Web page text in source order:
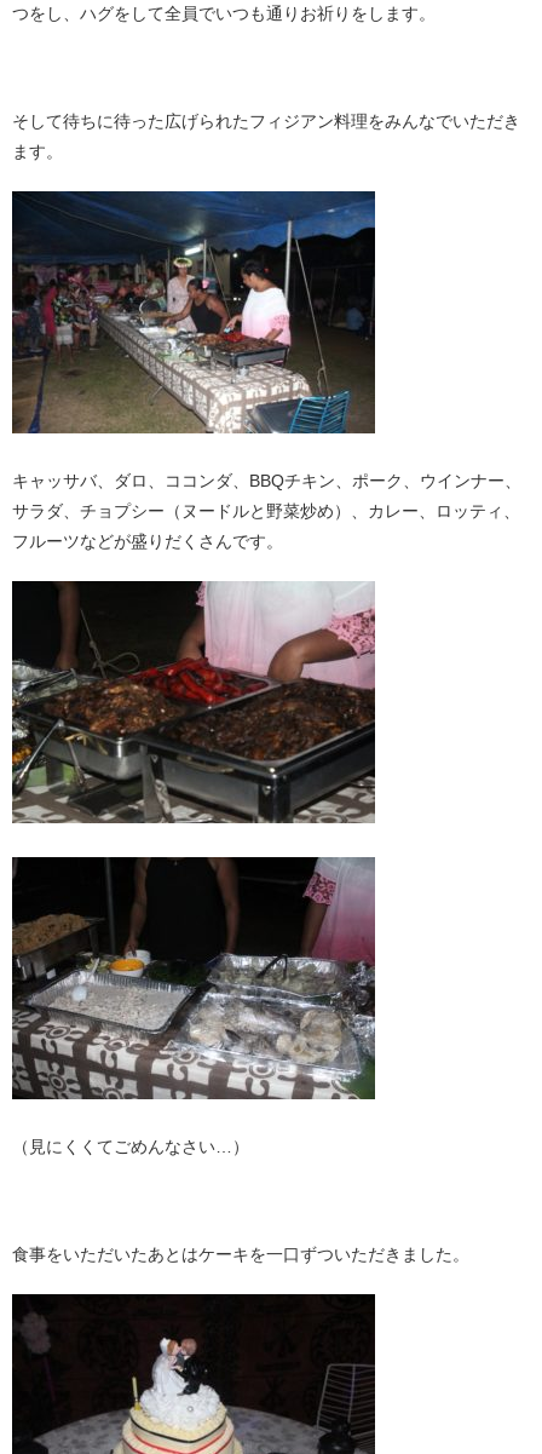
つをし、ハグをして全員でいつも通りお祈りをします。
そして待ちに待った広げられたフィジアン料理をみんなでいただき
ます。
キャッサバ、ダロ、ココンダ、BBQチキン、ポーク、ウインナー、
サラダ、チョプシー（ヌードルと野菜炒め）、カレー、ロッティ、
フルーツなどが盛りだくさんです。
（見にくくてごめんなさい…）
食事をいただいたあとはケーキを一口ずついただきました。